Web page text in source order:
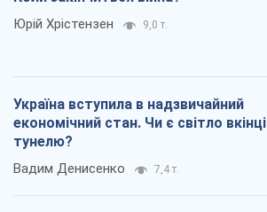
Юрій Хрістензен 9,0 т.
Україна вступила в надзвичайний
економічний стан. Чи є світло вкінці
тунелю?
Вадим Денисенко 7,4 т.